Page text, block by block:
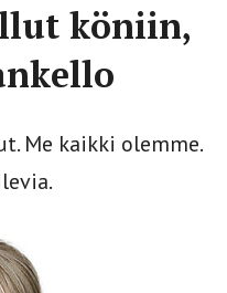
köniin,
Me kaikki olemme.